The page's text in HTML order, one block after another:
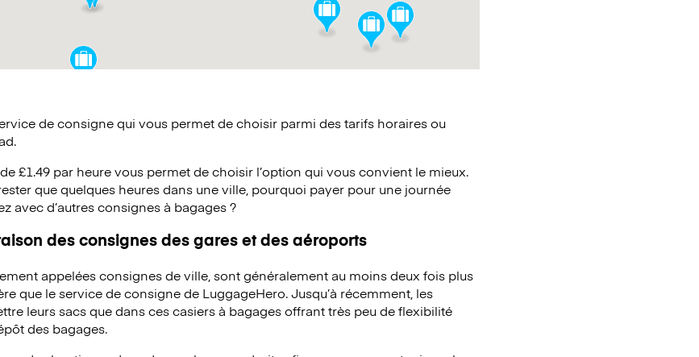
de consigne qui vous permet de choisir parmi des tarifs horaires ou
£1.49 par heure vous permet de choisir l’option qui vous convient le mieux.
que quelques heures dans une ville, pourquoi payer pour une journée
avec d’autres consignes à bagages ?
des consignes des gares et des aéroports
appelées consignes de ville, sont généralement au moins deux fois plus
que le service de consigne de LuggageHero. Jusqu’à récemment, les
leurs sacs que dans ces casiers à bagages offrant très peu de flexibilité
des bagages.